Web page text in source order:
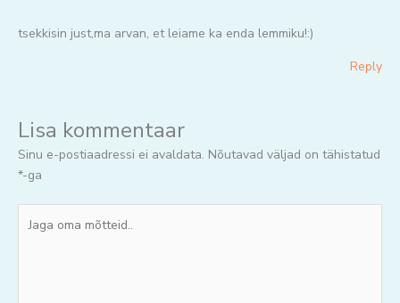
tsekkisin just,ma arvan, et leiame ka enda lemmiku!:)
Reply
Lisa kommentaar
Sinu e-postiaadressi ei avaldata. Nõutavad väljad on tähistatud
*-ga
oma